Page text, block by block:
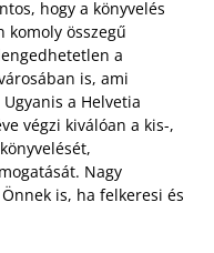
hogy a könyvelés
komoly összegű
a
is, ami
a Helvetia
végzi kiválóan a kis-,
Nagy
is, ha felkeresi és